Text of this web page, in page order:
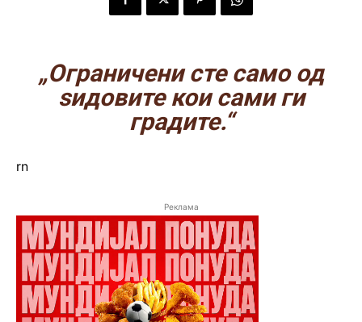
„Ограничени сте само од
ѕидовите кои сами ги
градите.“
rn
Реклама